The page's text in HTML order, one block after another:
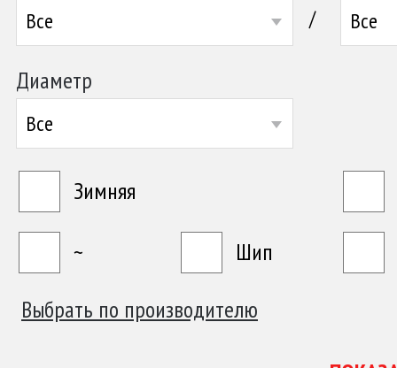
Все / Все
Диаметр
Все
Зимняя
~
Шип
Выбрать по производителю